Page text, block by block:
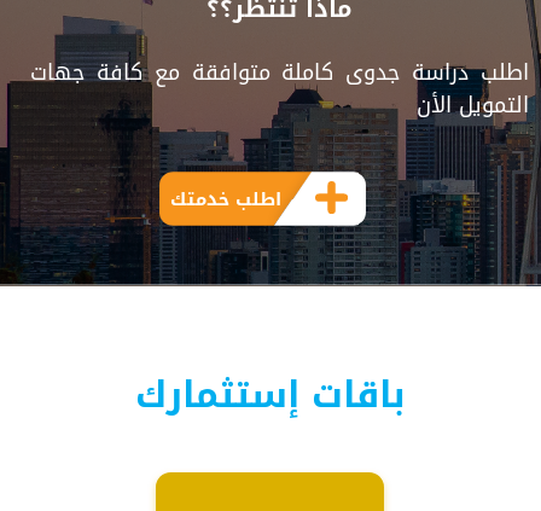
اطلب دراسة جدوى كاملة متوافقة مع كافة جهات
التمويل الأن
اطلب خدمتك
باقات إستثمارك